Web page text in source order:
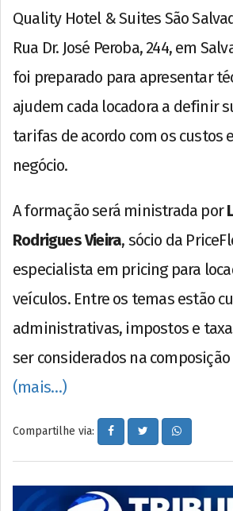
Quality Hotel & Suites São
Rua Dr. José Peroba, 244, em
foi preparado para apresentar
ajudem cada locadora a definir
tarifas de acordo com os custos
negócio.
A formação será ministrada por
Rodrigues Vieira, sócio da
especialista em pricing para
veículos. Entre os temas estão
administrativas, impostos e
ser considerados na
(mais…)
Compartilhe via: